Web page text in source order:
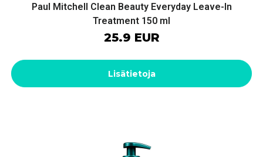
Paul Mitchell Clean Beauty Everyday Leave-In
Treatment 150 ml
25.9 EUR
Lisätietoja